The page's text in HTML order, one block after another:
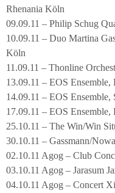
Rhenania Köln
09.09.11 – Philip Schug
10.09.11 – Duo Martina
Köln
11.09.11 – Thonline
13.09.11 – EOS
14.09.11 – EOS Ensemble,
17.09.11 – EOS
25.10.11 – The Win/Win
30.10.11 – Gassmann/
02.10.11 Agog – Club
03.10.11 Agog – Jarasum
04.10.11 Agog – Concert